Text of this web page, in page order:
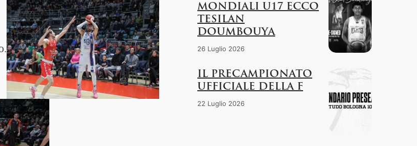
MONDIALI U17 ECCO
TESILAN
DOUMBOUYA
26 Luglio 2026
IL PRECAMPIONATO
UFFICIALE DELLA F
22 Luglio 2026